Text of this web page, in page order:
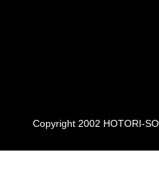
Copyright 2002 HOTORI-